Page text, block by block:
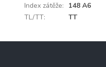
Index zátěže:
148 A6
TL/TT: TT